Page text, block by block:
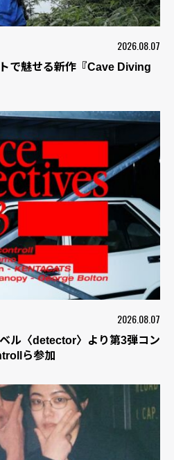
2026.08.07
で魅せる新作『Cave Diving
2026.08.07
ル〈detector〉より第3弾コン
ら参加